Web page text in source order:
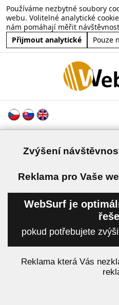
Používáme nezbytné soubory
webu. Volitelné analytické
nám pomáhají měřit
Přijmout analytické
Pouze
Zvýšení
Reklama pro Vaše
WebSurf je
pokud potřebujete
Reklama která Vás